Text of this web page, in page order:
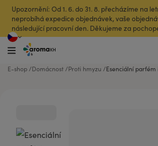
Upozornění: Od 1. 6. do 31. 8. přecházíme na
neprobíhá expedice objednávek, vaše
následující pracovní den. Děkujeme za
E-shop Domácnost Proti hmyzu Esenciální parfém